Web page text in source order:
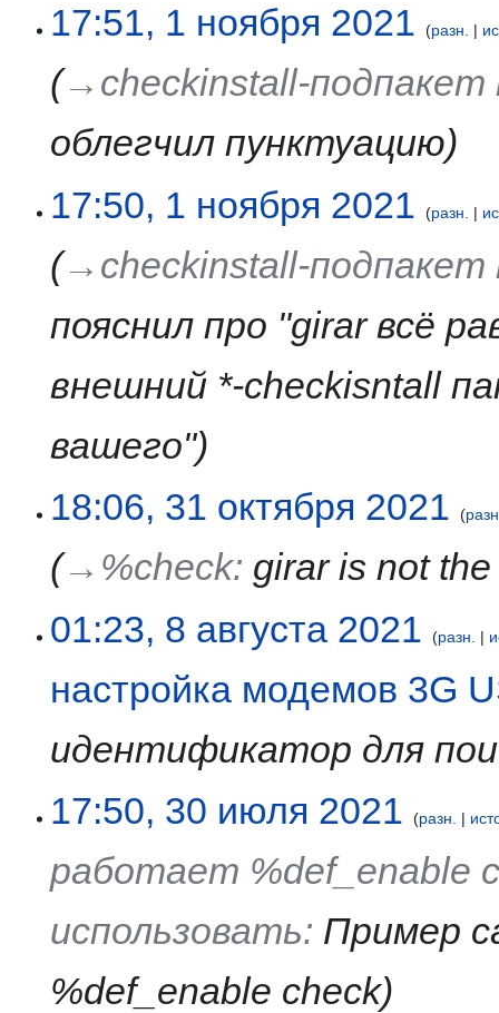
ноября
17:51, 1 ноября 2021 разн.
→‎checkinstall-подпакет
облегчил пунктуацию
17:50, 1 ноября 2021
разн.
→‎checkinstall-подпакет
пояснил про "girar всё
внешний *-checkisntall
вашего"
октября
18:06, 31 октября 2021
→‎%check: girar is not
августа
01:23, 8 августа 2021 разн.
настройка модемов 3G
идентификатор для
июля17:50, 30 июля 2021 разн.
работает %def_enable
использовать: Пример
%def_enable check